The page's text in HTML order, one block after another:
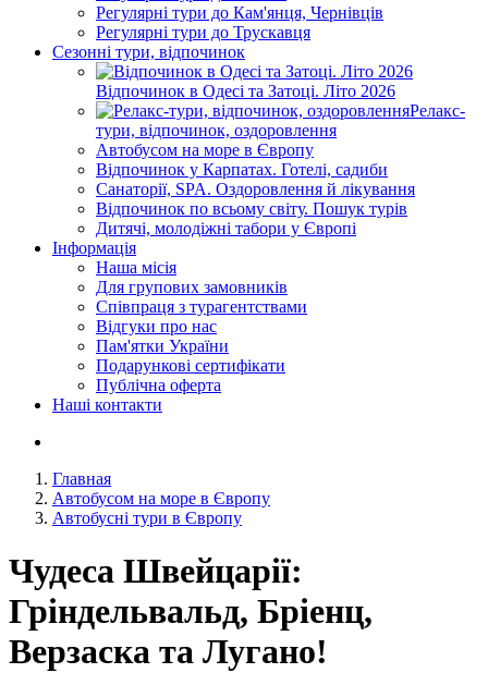
Регулярні тури до Кам'янця, Чернівців
Регулярні тури до Трускавця
Сезонні тури, відпочинок
Відпочинок в Одесі та Затоці. Літо 2026
Релакс-
тури, відпочинок, оздоровлення
Автобусом на море в Європу
Відпочинок у Карпатах. Готелі, садиби
Санаторії, SPA. Оздоровлення й лікування
Відпочинок по всьому світу. Пошук турів
Дитячі, молодіжні табори у Європі
Інформація
Наша місія
Для групових замовників
Співпраця з турагентствами
Відгуки про нас
Пам'ятки України
Подарункові сертифікати
Публічна оферта
Наші контакти
Главная
Автобусом на море в Європу
Автобусні тури в Європу
Чудеса Швейцарії:
Гріндельвальд, Бріенц,
Верзаска та Лугано!